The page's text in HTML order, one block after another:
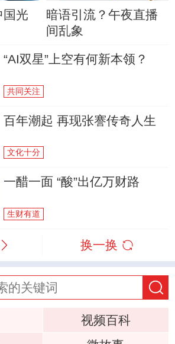
国光
暗语引流？午夜直播
间乱象
“AI双星”上空有何新本领？
共同关注
百年潮起 再现张謇传奇人生
文化十分
一醋一面 “酸”出亿万财路
生财有道
换一换
视频百科